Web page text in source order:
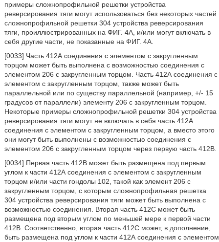
примеры сложнопрофильной решетки устройства
реверсирования тяги могут использоваться без некоторых частей
сложнопрофильной решетки 304 устройства реверсирования
тяги, проиллюстрированных на ФИГ. 4А, и/или могут включать в
себя другие части, не показанные на ФИГ. 4А.
[0033] Часть 412А соединения с элементом с закругленным
торцом может быть выполнена с возможностью соединения с
элементом 206 с закругленным торцом. Часть 412А соединения с
элементом с закругленным торцом, также может быть
параллельной или по существу параллельной (например, +/- 15
градусов от параллели) элементу 206 с закругленным торцом.
Некоторые примеры сложнопрофильной решетки 304 устройства
реверсирования тяги могут не включать в себя часть 412А
соединения с элементом с закругленным торцом, а вместо этого
они могут быть выполнены с возможностью соединения с
элементом 206 с закругленным торцом через первую часть 412В.
[0034] Первая часть 412В может быть размещена под первым
углом к части 412А соединения с элементом с закругленным
торцом и/или части гондолы 102, такой как элемент 206 с
закругленным торцом, с которым сложнопрофильная решетка
304 устройства реверсирования тяги может быть выполнена с
возможностью соединения. Вторая часть 412С может быть
размещена под вторым углом по меньшей мере к первой части
412В. Соответственно, вторая часть 412С может, в дополнение,
быть размещена под углом к части 412А соединения с элементом